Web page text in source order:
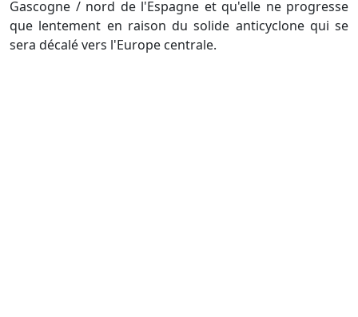
Gascogne / nord de l'Espagne et qu'elle ne progresse
que lentement en raison du solide anticyclone qui se
sera décalé vers l'Europe centrale.